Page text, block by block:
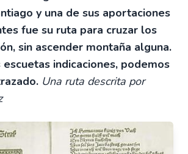
y una de sus aportaciones
fue su ruta para cruzar los
sin ascender montaña alguna.
escuetas indicaciones, podemos
Una ruta descrita por